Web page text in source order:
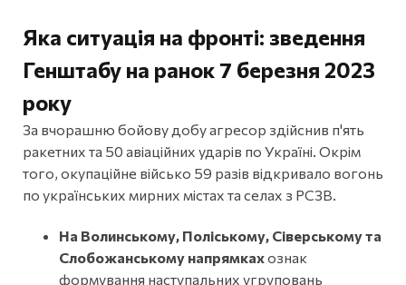
Яка ситуація на фронті: зведення
Генштабу на ранок 7 березня 2023
року
За вчорашню бойову добу агресор здійснив п'ять
ракетних та 50 авіаційних ударів по Україні. Окрім
того, окупаційне військо 59 разів відкривало вогонь
по українських мирних містах та селах з РСЗВ.
На Волинському, Поліському, Сіверському та
Слобожанському напрямкахознак
формування наступальних угруповань